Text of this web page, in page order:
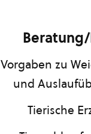
Vorgaben zu
und
Tierische